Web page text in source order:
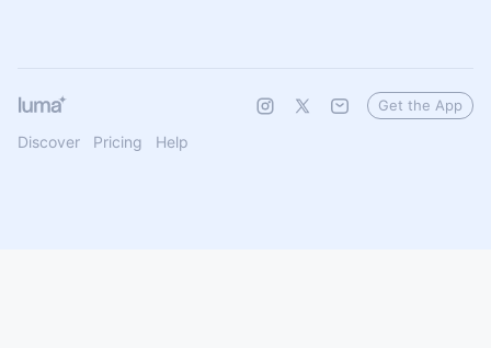
Discover Pricing Help
Get the App